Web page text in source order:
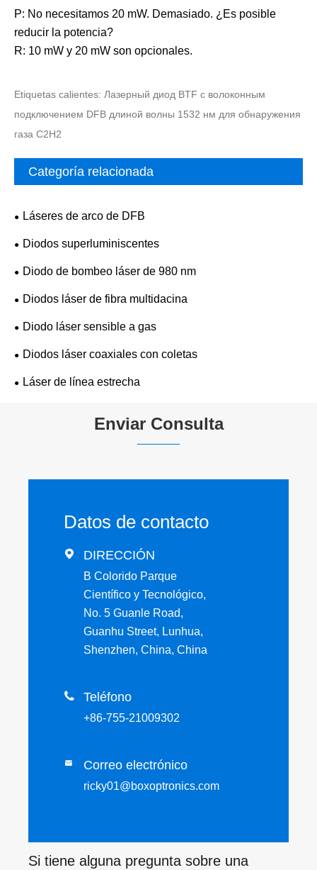
P: No necesitamos 20 mW. Demasiado. ¿Es posible
reducir la potencia?
R: 10 mW y 20 mW son opcionales.
Etiquetas calientes: Лазерный диод BTF с волоконным
подключением DFB длиной волны 1532 нм для обнаружения
газа C2H2
Categoría relacionada
Láseres de arco de DFB
Diodos superluminiscentes
Diodo de bombeo láser de 980 nm
Diodos láser de fibra multidacina
Diodo láser sensible a gas
Diodos láser coaxiales con coletas
Láser de línea estrecha
Enviar Consulta
Datos de contacto
 DIRECCIÓN
B Colorido Parque
Científico y Tecnológico,
No. 5 Guanle Road,
Guanhu Street, Lunhua,
Shenzhen, China, China
 Teléfono
+86-755-21009302
 Correo electrónico
ricky01@boxoptronics.com
Si tiene alguna pregunta sobre una